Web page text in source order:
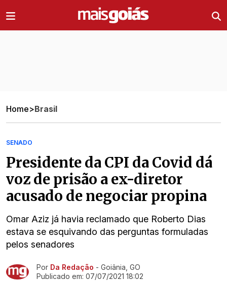
Home>Brasil
SENADO
Presidente da CPI da Covid dá
voz de prisão a ex-diretor
acusado de negociar propina
Omar Aziz já havia reclamado que Roberto Dias
estava se esquivando das perguntas formuladas
pelos senadores
Ir direto pra matéria
Por Da Redação - Goiânia, GO
Publicado em: 07/07/2021 18:02